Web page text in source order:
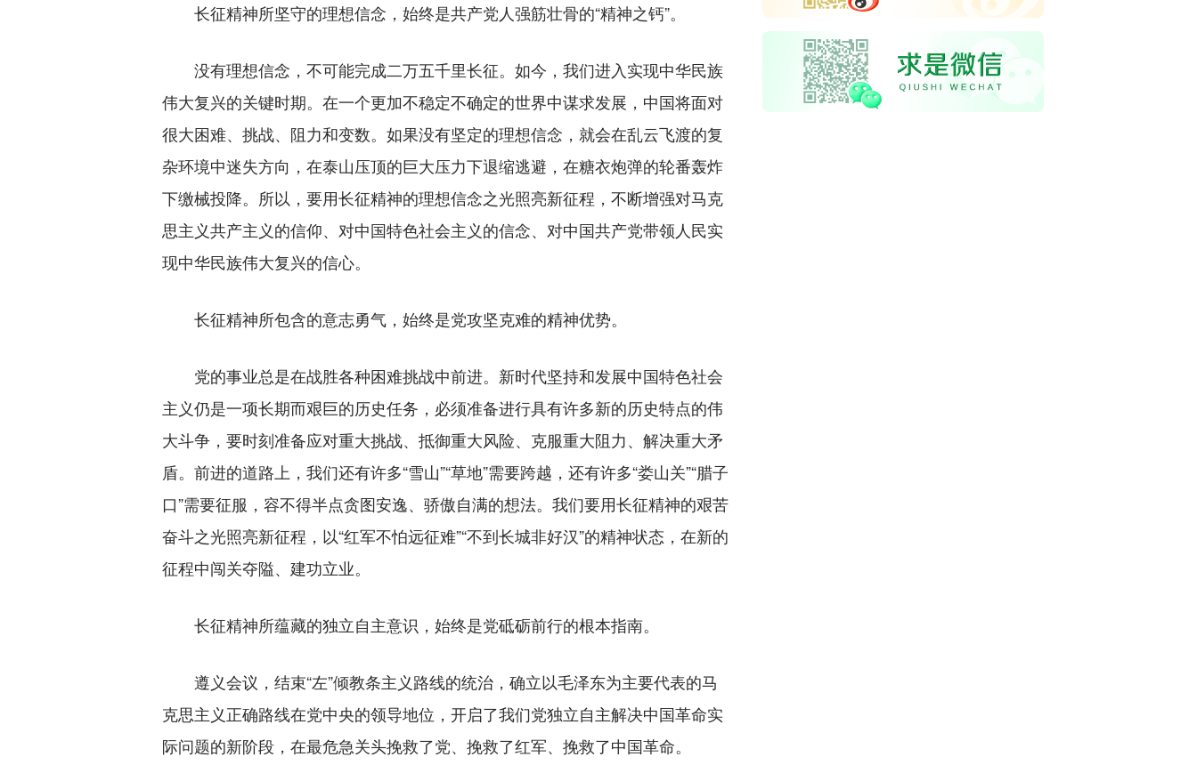
长征精神所坚守的理想信念，始终是共产党人强筋壮骨的“精神之钙”。
没有理想信念，不可能完成二万五千里长征。如今，我们进入实现中华民族
伟大复兴的关键时期。在一个更加不稳定不确定的世界中谋求发展，中国将面对
很大困难、挑战、阻力和变数。如果没有坚定的理想信念，就会在乱云飞渡的复
杂环境中迷失方向，在泰山压顶的巨大压力下退缩逃避，在糖衣炮弹的轮番轰炸
下缴械投降。所以，要用长征精神的理想信念之光照亮新征程，不断增强对马克
思主义共产主义的信仰、对中国特色社会主义的信念、对中国共产党带领人民实
现中华民族伟大复兴的信心。
长征精神所包含的意志勇气，始终是党攻坚克难的精神优势。
党的事业总是在战胜各种困难挑战中前进。新时代坚持和发展中国特色社会
主义仍是一项长期而艰巨的历史任务，必须准备进行具有许多新的历史特点的伟
大斗争，要时刻准备应对重大挑战、抵御重大风险、克服重大阻力、解决重大矛
盾。前进的道路上，我们还有许多“雪山”“草地”需要跨越，还有许多“娄山关”“腊子
口”需要征服，容不得半点贪图安逸、骄傲自满的想法。我们要用长征精神的艰苦
奋斗之光照亮新征程，以“红军不怕远征难”“不到长城非好汉”的精神状态，在新的
征程中闯关夺隘、建功立业。
长征精神所蕴藏的独立自主意识，始终是党砥砺前行的根本指南。
遵义会议，结束“左”倾教条主义路线的统治，确立以毛泽东为主要代表的马
克思主义正确路线在党中央的领导地位，开启了我们党独立自主解决中国革命实
际问题的新阶段，在最危急关头挽救了党、挽救了红军、挽救了中国革命。